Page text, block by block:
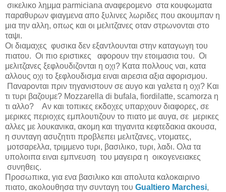
σικελικο λημμα parmiciana αναφερομενο στα κουφωματα
παραθυρων φιαγμενα απο ξυλινες λωριδες που ακουμπαν η
μια την αλλη, οπως και οι μελιτζανες οταν στρωνονται στο
ταψι.
Οι διαμαχες φυσικα δεν εξαντλουνται στην καταγωγη του
πιατου. Οι πιο εριστικες αφορουν την ετοιμασια του. Οι
μελιτζανες ξεφλουδιζονται η οχι? Κατα πολλους ναι, κατα
αλλους οχι το ξεφλουδισμα ειναι αιρεσια αξια αφορισμου.
Παναρονται πριν τηγανιστουν σε αυγο και γαλετα η οχι? Και
τι τυρι βαζουμε? Mozzarella di bufala, fiordilatte, scamorza η
τι αλλο? Αν και τοπικες εκδοχες υπαρχουν διαφορες, σε
μερικες περιοχες εμπλουτιζουν το πιατο με αυγα, σε μερικες
αλλες με λουκανικα, ακομη και τηγανιτα κεφτεδακια ακουσα,
η συνταγη ασυζητιτι προβλεπει μελιτζανες, ντοματες,
μοτσαρελλα, τριμμενο τυρι, βασιλικο, τυρι, λαδι. Ολα τα
υπολοιπα ειναι εμπνευση του μαγειρα η οικογενειακες
συνηθεις.
Προσωπικα, για ενα βασιλικο και απολυτα καλοκαιρινο
πιατο, ακολουθησα την συνταγη του Gualtiero Marchesi,